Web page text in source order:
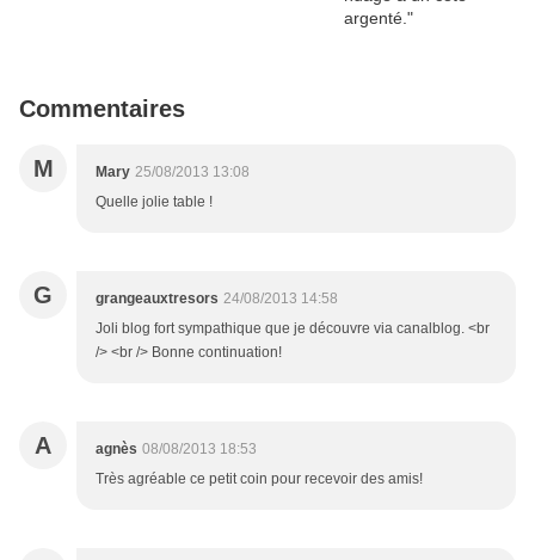
Commentaires
M Mary 25/08/2013 13:08
Quelle jolie table !
G grangeauxtresors 24/08/2013 14:58
Joli blog fort sympathique que je découvre via canalblog. <br
/> <br /> Bonne continuation!
A agnès 08/08/2013 18:53
Très agréable ce petit coin pour recevoir des amis!